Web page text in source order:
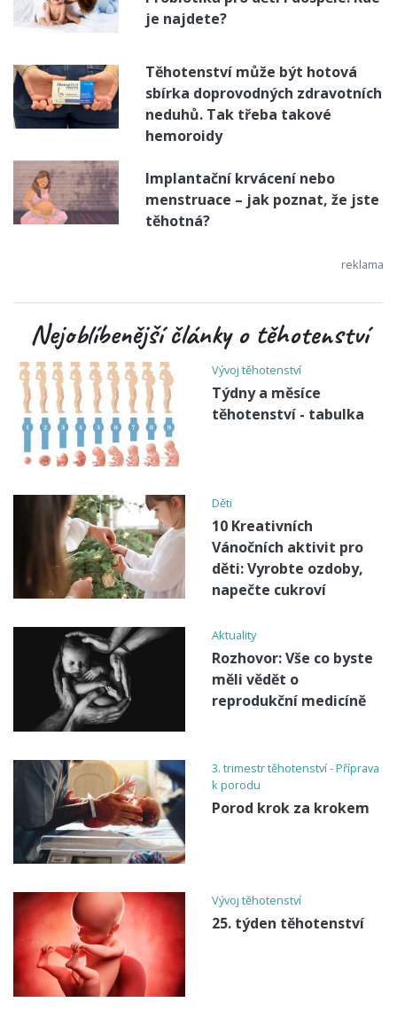
je najdete?
Těhotenství může být hotová
sbírka doprovodných zdravotních
neduhů. Tak třeba takové
hemoroidy
Implantační krvácení nebo
menstruace – jak poznat, že jste
těhotná?
Nejoblíbenější články o těhotenství
Vývoj těhotenství
Týdny a měsíce
těhotenství - tabulka
Děti
10 Kreativních
Vánočních aktivit pro
děti: Vyrobte ozdoby,
napečte cukroví
Aktuality
Rozhovor: Vše co byste
měli vědět o
reprodukční medicíně
3. trimestr těhotenství - Příprava
k porodu
Porod krok za krokem
Vývoj těhotenství
25. týden těhotenství